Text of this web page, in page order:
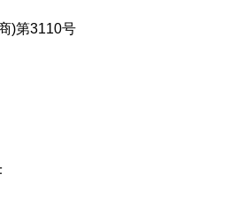
)第3110号